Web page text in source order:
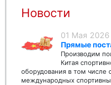
Новости
01 Мая 2026
Прямые
Производим
Китая
оборудования в том числе
международных